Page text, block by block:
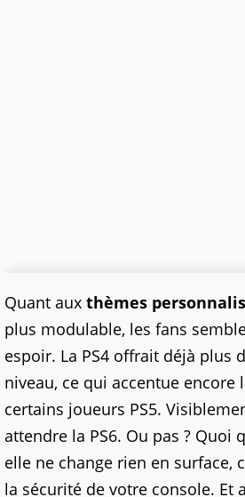
Quant aux thèmes
plus modulable, les fans
espoir. La PS4 offrait déjà plus
niveau, ce qui accentue encore
certains joueurs PS5.
attendre la PS6. Ou pas ? Quoi
elle ne change rien en surface,
la sécurité de votre console. Et